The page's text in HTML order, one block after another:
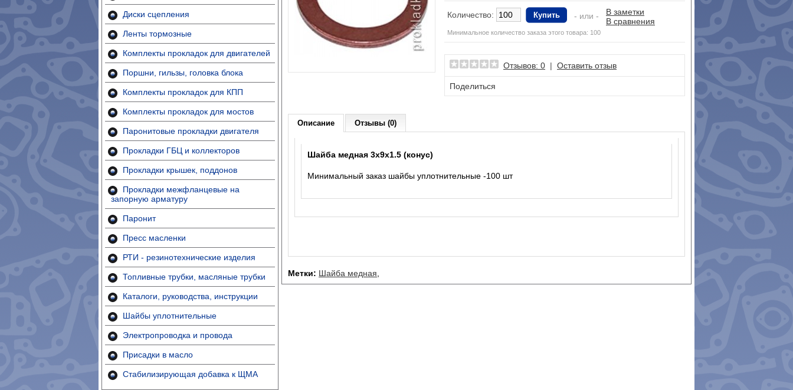
Диски сцепления
Ленты тормозные
Комплекты прокладок для двигателей
Поршни, гильзы, головка блока
Комплекты прокладок для КПП
Комплекты прокладок для мостов
Паронитовые прокладки двигателя
Прокладки ГБЦ и коллекторов
Прокладки крышек, поддонов
Прокладки межфланцевые на
запорную арматуру
Паронит
Пресс масленки
РТИ - резинотехнические изделия
Топливные трубки, масляные трубки
Каталоги, руководства, инструкции
Шайбы уплотнительные
Электропроводка и провода
Присадки в масло
Стабилизирующая добавка к ЩМА
Количество: Купить - или - В заметки
В сравнения
Минимальное количество заказа этого товара: 100
Отзывов: 0 | Оставить отзыв
Поделиться
Описание Отзывы (0)
Шайба медная 3x9x1.5 (конус)
Минимальный заказ шайбы уплотнительные -100 шт
Метки: Шайба медная